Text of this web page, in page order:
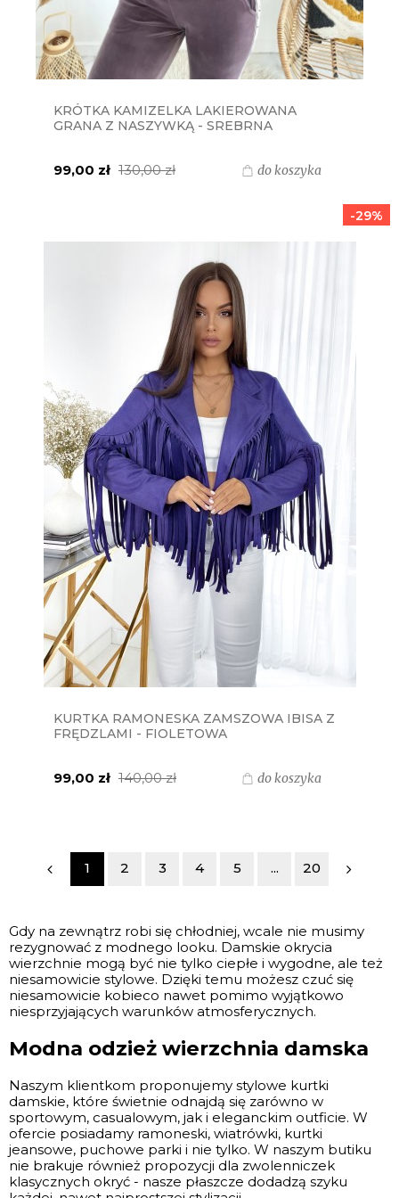
KRÓTKA KAMIZELKA LAKIEROWANA
GRANA Z NASZYWKĄ - SREBRNA
99,00 zł 130,00 zł do koszyka
KURTKA RAMONESKA ZAMSZOWA IBISA Z
FRĘDZLAMI - FIOLETOWA
99,00 zł 140,00 zł do koszyka
-29%
1 2 3 4 5 ... 20
Gdy na zewnątrz robi się chłodniej, wcale nie musimy
rezygnować z modnego looku. Damskie okrycia
wierzchnie mogą być nie tylko ciepłe i wygodne, ale też
niesamowicie stylowe. Dzięki temu możesz czuć się
niesamowicie kobieco nawet pomimo wyjątkowo
niesprzyjających warunków atmosferycznych.
Modna odzież wierzchnia damska
Naszym klientkom proponujemy stylowe kurtki
damskie, które świetnie odnajdą się zarówno w
sportowym, casualowym, jak i eleganckim outficie. W
ofercie posiadamy ramoneski, wiatrówki, kurtki
jeansowe, puchowe parki i nie tylko. W naszym butiku
nie brakuje również propozycji dla zwolenniczek
klasycznych okryć - nasze płaszcze dodadzą szyku